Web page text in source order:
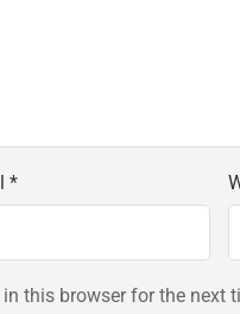
*
this browser for the next